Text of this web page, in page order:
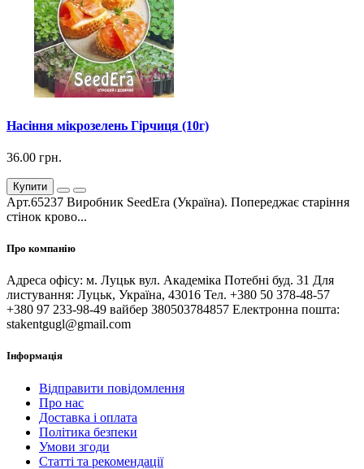
Насіння мікрозелень Гірчиця (10г)
36.00 грн.
Купити
Арт.65237 Виробник SeedEra (Україна). Попереджає старіння
стінок крово...
Про компанію
Адреса офісу: м. Луцьк вул. Академіка Потебні буд. 31 Для
листування: Луцьк, Україна, 43016 Тел. +380 50 378-48-57
+380 97 233-98-49 вайбер 380503784857 Електронна пошта:
stakentgugl@gmail.com
Інформація
Відправити повідомлення
Про нас
Доставка і оплата
Політика безпеки
Умови згоди
Статті та рекомендації